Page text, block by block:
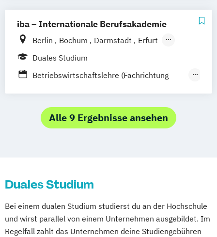
iba – Internationale Berufsakademie
Berlin Bochum Darmstadt
Erfurt
Hamburg
Heidelberg
Online-Campus
Duales Studium
Betriebswirtschaftslehre (Fachrichtung
Hotel- und Tourismusmanagement)
Alle 9 Ergebnisse ansehen
Duales Studium
Bei einem dualen Studium studierst du an der Hochschule
und wirst parallel von einem Unternehmen ausgebildet. Im
Regelfall zahlt das Unternehmen deine Studiengebühren